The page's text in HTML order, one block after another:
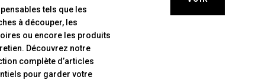
tels que les
à découper, les
ou encore les produits
Découvrez notre
complète d’articles
pour garder votre